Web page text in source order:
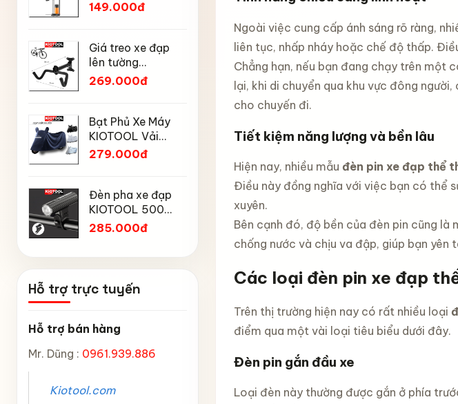
Đầu Bơm Thông
160 PSI
149.000đ
Giá treo xe đạp
lên tường
KIOTOOL gập gọn
hiểm
269.000đ
Bạt Phủ Xe Máy
KIOTOOL Vải
Oxford Cao Cấp –
Chống Bụi, Chống
Tia UV, Có Phản
Quang & Lỗ Khóa
Chống Bay
279.000đ
Đèn pha xe đạp
KIOTOOL 500
Lumen chống
285.000đ
nan kép, ô dù che
chống tia UV tự
động đóng mở nhỏ
gọn
169.000đ
Mũ bảo hiểm xe
đạp thể thao
Kiotool siêu nhẹ
thoáng khí an
toàn khi đạp xe
189.000đ
Tay nắm xe đạp
có tỳ chống mỏi
Kiotool dành cho
Mtp địa hình leo
núi
85.000đ
Chân chống xe
Kiotool đủ size 12
inch -14 inch -16
inch -18 inch -20
inch chắc chắn
45.000đ
Hỗ trợ trực tuyến
Hỗ trợ bán hàng
Mr. Dũng : 0961.939.886
Kiotool.com
Ngoài việc cung cấp ánh sáng rõ ràng,
liên tục, nhấp nháy hoặc chế độ thấp.
Chẳng hạn, nếu bạn đang chạy trên một
lại, khi di chuyển qua khu vực đông
cho chuyến đi.
Tiết kiệm năng lượng và bền lâu
Hiện nay, nhiều mẫu đèn pin xe đạp thể
Điều này đồng nghĩa với việc bạn có thể
xuyên.
Bên cạnh đó, độ bền của đèn pin cũng
chống nước và chịu va đập, giúp bạn
Các loại đèn pin xe đạp
Trên thị trường hiện nay có rất nhiều loại
điểm qua một vài loại tiêu biểu dưới đây.
Đèn pin gắn đầu xe
Loại đèn này thường được gắn ở phía